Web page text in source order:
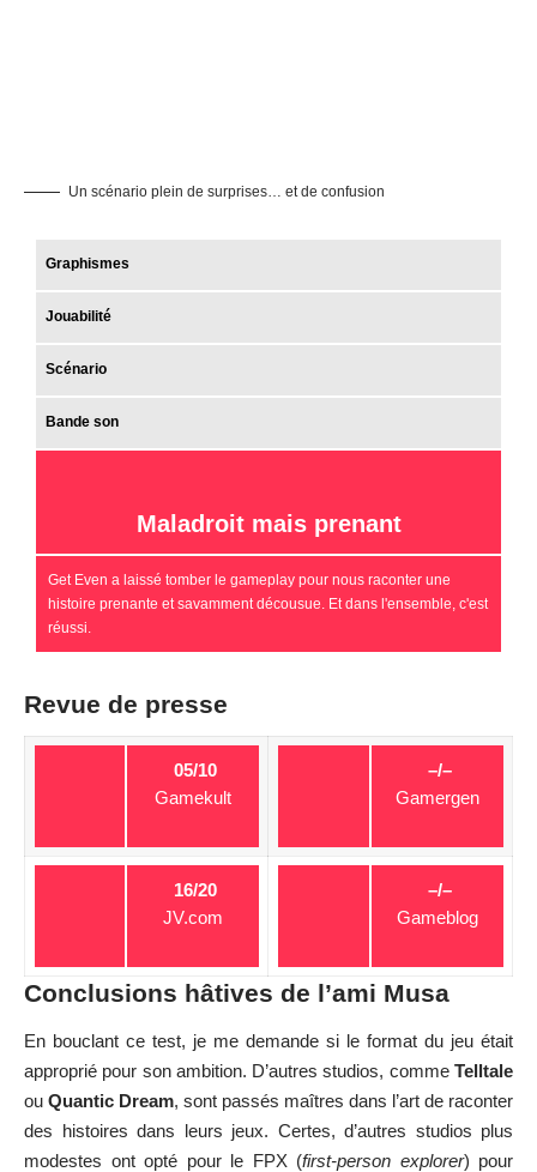
Un scénario plein de surprises… et de confusion
Graphismes
Jouabilité
Scénario
Bande son
Maladroit mais prenant
Get Even a laissé tomber le gameplay pour nous raconter une
histoire prenante et savamment décousue. Et dans l'ensemble, c'est
réussi.
Revue de presse
05/10
Gamekult
–/–
Gamergen
16/20
JV.com
–/–
Gameblog
Conclusions hâtives de l’ami Musa
En bouclant ce test, je me demande si le format du jeu était
approprié pour son ambition. D’autres studios, comme Telltale
ou Quantic Dream, sont passés maîtres dans l’art de raconter
des histoires dans leurs jeux. Certes, d’autres studios plus
modestes ont opté pour le FPX (first-person explorer) pour